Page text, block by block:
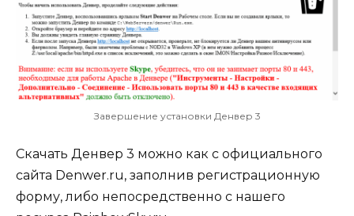
Завершение установки Денвер 3
Скачать Денвер 3 можно как с официального
сайта Denwer.ru, заполнив регистрационную
форму, либо непосредственно с нашего